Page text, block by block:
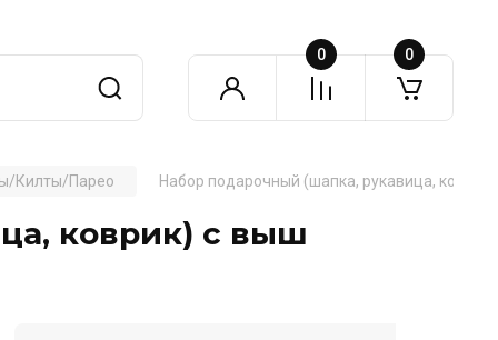
0 0
Килты/Парео Набор подарочный (шапка, рукавица,
коврик) с выш